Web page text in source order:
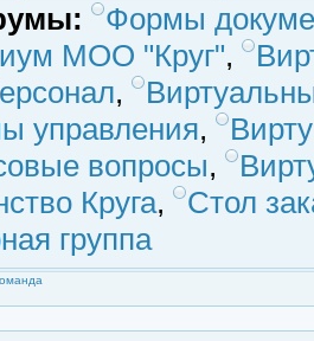
Формы
МОО "Круг",
,
управления,
вопросы,
Круга,
Стол
группа